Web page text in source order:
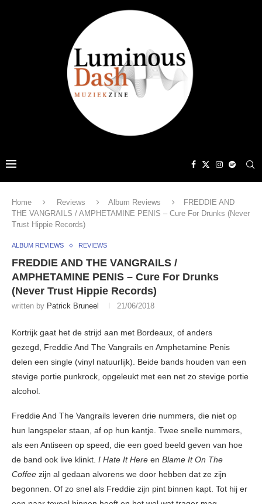
Home Reviews Album Reviews
FREDDIE AND
THE VANGRAILS / AMPHETAMINE PENIS – Cure For Drunks (Never
Trust Hippie Records)
ALBUM REVIEWS REVIEWS
FREDDIE AND THE VANGRAILS /
AMPHETAMINE PENIS – Cure For Drunks
(Never Trust Hippie Records)
written by Patrick Bruneel 21/06/2018
Kortrijk gaat het de strijd aan met Bordeaux, of anders
gezegd, Freddie And The Vangrails en Amphetamine Penis
delen een single (vinyl natuurlijk). Beide bands houden van een
stevige portie punkrock, opgeleukt met een net zo stevige portie
alcohol.
Freddie And The Vangrails leveren drie nummers, die niet op
hun langspeler staan, af op hun kantje. Twee snelle nummers,
als een Antiseen op speed, die een goed beeld geven van hoe
de band ook live klinkt. I Hate It Here en Blame It On The
Coffee zijn al gedaan alvorens we door hebben dat ze zijn
begonnen. Of zo snel als Freddie zijn pint binnen kapt. Tot hij er